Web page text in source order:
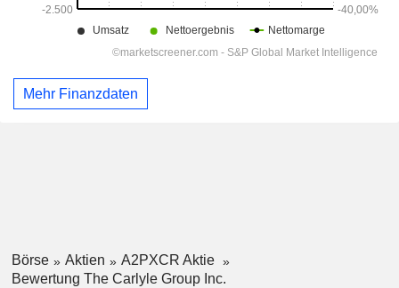
Mehr Finanzdaten
Börse Aktien
A2PXCR Aktie
Bewertung The Carlyle Group Inc.